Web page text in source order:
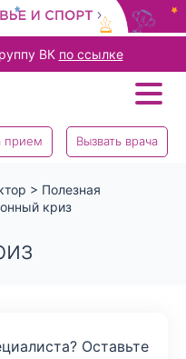
ВК по ссылке
прием Вызвать врача
> Полезная
криз
Оставьте